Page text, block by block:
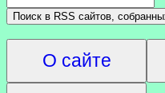
О сайте